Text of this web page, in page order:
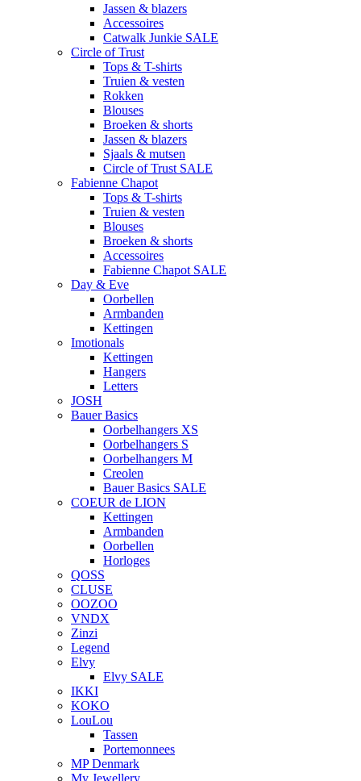
Jassen & blazers
Accessoires
Catwalk Junkie SALE
Circle of Trust
Tops & T-shirts
Truien & vesten
Rokken
Blouses
Broeken & shorts
Jassen & blazers
Sjaals & mutsen
Circle of Trust SALE
Fabienne Chapot
Tops & T-shirts
Truien & vesten
Blouses
Broeken & shorts
Accessoires
Fabienne Chapot SALE
Day & Eve
Oorbellen
Armbanden
Kettingen
Imotionals
Kettingen
Hangers
Letters
JOSH
Bauer Basics
Oorbelhangers XS
Oorbelhangers S
Oorbelhangers M
Creolen
Bauer Basics SALE
COEUR de LION
Kettingen
Armbanden
Oorbellen
Horloges
QOSS
CLUSE
OOZOO
VNDX
Zinzi
Legend
Elvy
Elvy SALE
IKKI
KOKO
LouLou
Tassen
Portemonnees
MP Denmark
My Jewellery